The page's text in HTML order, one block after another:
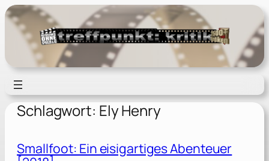
Zum
Inhalt
springen
Schlagwort: Ely Henry
Smallfoot: Ein eisigartiges Abenteuer